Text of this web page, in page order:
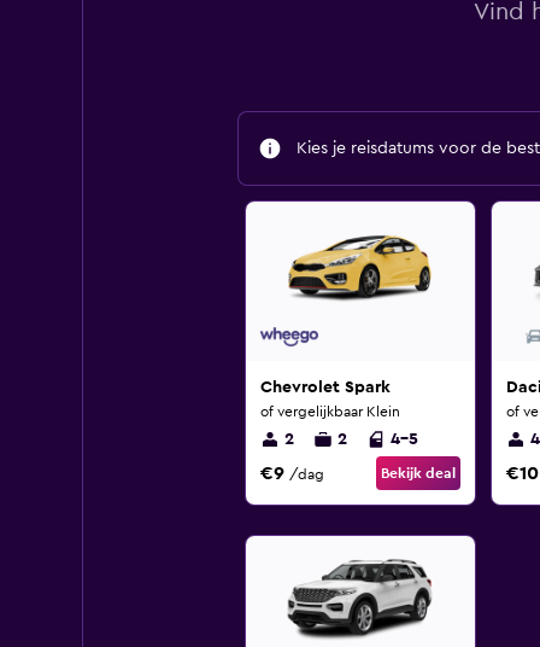
Vind
Kies je reisdatums voor de
Chevrolet Spark
of vergelijkbaar Klein
2 2 4-5
€9 /dag Bekijk deal
of
4
€10